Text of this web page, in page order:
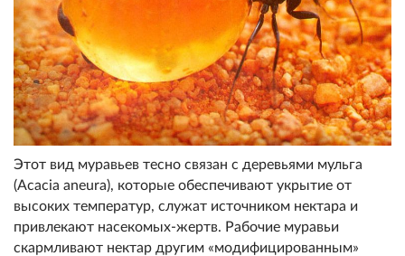
Этот вид муравьев тесно связан с деревьями мульга
(Acacia aneura), которые обеспечивают укрытие от
высоких температур, служат источником нектара и
привлекают насекомых-жертв. Рабочие муравьи
скармливают нектар другим «модифицированным»